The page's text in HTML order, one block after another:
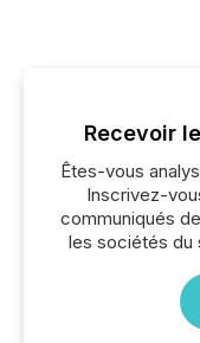
Recevoir
Êtes-vous
Inscrivez-
communiqués
les sociétés du